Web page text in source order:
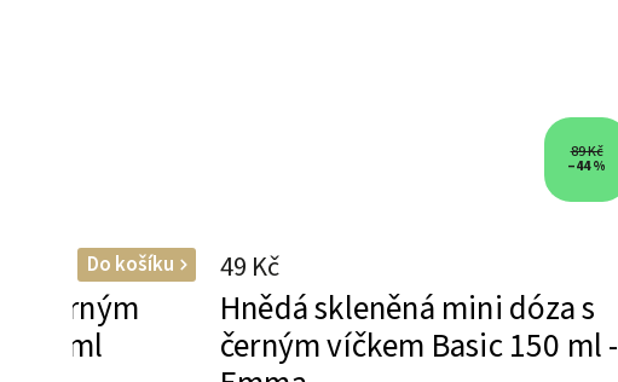
s černým
95 ml
Do košíku
89 Kč
–44 %
Hnědá skleněná mini dóza s
černým víčkem Basic 150 ml -
49 Kč